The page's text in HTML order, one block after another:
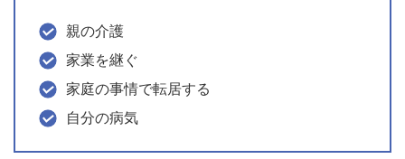
親の介護
家業を継ぐ
家庭の事情で転居する
自分の病気